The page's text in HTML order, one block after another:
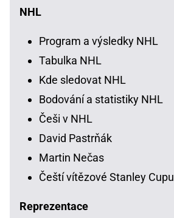
NHL
Program a výsledky NHL
Tabulka NHL
Kde sledovat NHL
Bodování a statistiky NHL
Češi v NHL
David Pastrňák
Martin Nečas
Čeští vítězové Stanley Cupu
Reprezentace